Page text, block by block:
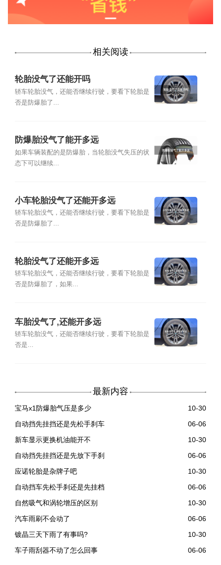
相关阅读
轮胎没气了还能开吗
轿车轮胎没气，还能否继续行驶，要看下轮胎是
否是防爆胎了...
防爆胎没气了能开多远
如果车辆装配的是防爆胎，当轮胎没气失压的状
态下可以继续...
小车轮胎没气了还能开多远
轿车轮胎没气，还能否继续行驶，要看下轮胎是
否是防爆胎了...
轮胎没气了还能开多远
轿车轮胎没气，还能否继续行驶，要看下轮胎是
否是防爆胎了，如果...
车胎没气了,还能开多远
轿车轮胎没气，还能否继续行驶，要看下轮胎是
否是...
最新内容
宝马x1防爆胎气压是多少
10-30
自动挡先挂挡还是先松手刹车
06-06
新车显示更换机油能开不
10-30
自动挡先挂挡还是先放下手刹
06-06
应诺轮胎是杂牌子吧
10-30
自动挡车先松手刹还是先挂档
06-06
自然吸气和涡轮增压的区别
10-30
汽车雨刷不会动了
06-06
镀晶三天下雨了有事吗?
10-30
车子雨刮器不动了怎么回事
06-06